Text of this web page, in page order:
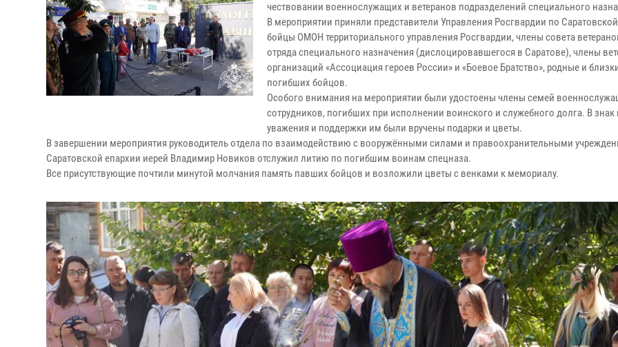
чествовании военнослужащих и ветеранов подразделений специального
В мероприятии приняли представители Управления Росгвардии по
бойцы ОМОН территориального управления Росгвардии, члены совета
отряда специального назначения (дислоцировавшегося в Саратове), члены
организаций «Ассоциация героев России» и «Боевое Братство», родные и
погибших бойцов.
Особого внимания на мероприятии были удостоены члены семей
сотрудников, погибших при исполнении воинского и служебного долга. В знак
уважения и поддержки им были вручены подарки и цветы.
В завершении мероприятия руководитель отдела по взаимодействию с вооружёнными силами и правоохранительными
Саратовской епархии иерей Владимир Новиков отслужил литию по погибшим воинам спецназа.
Все присутствующие почтили минутой молчания память павших бойцов и возложили цветы с венками к мемориалу.